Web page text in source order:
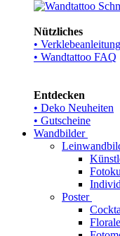
Nützliches
• Verklebeanleitung
• Wandtattoo FAQ
Entdecken
• Deko Neuheiten
• Gutscheine
Wandbilder
Poster